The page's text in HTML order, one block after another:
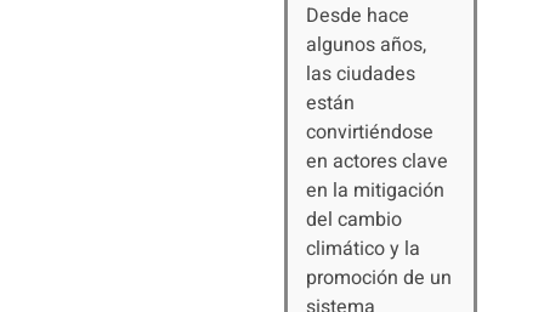
Desde hace
algunos años,
las ciudades
están
convirtiéndose
en actores clave
en la mitigación
del cambio
climático y la
promoción de un